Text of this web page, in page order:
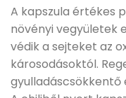
A kapszula értékes
növényi vegyületek
védik a sejteket az
károsodásoktól.
gyulladáscsökkentő